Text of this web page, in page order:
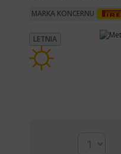
MARKA KONCERNU
LETNIA